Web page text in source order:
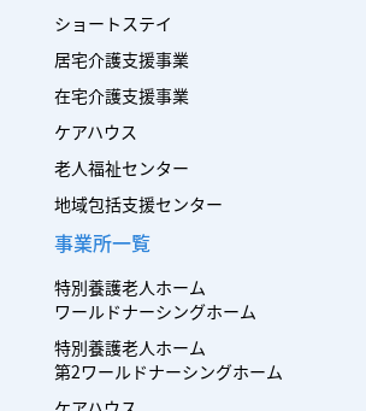
ショートステイ
居宅介護支援事業
在宅介護支援事業
ケアハウス
老人福祉センター
地域包括支援センター
事業所一覧
特別養護老人ホーム
ワールドナーシングホーム
特別養護老人ホーム
第2ワールドナーシングホーム